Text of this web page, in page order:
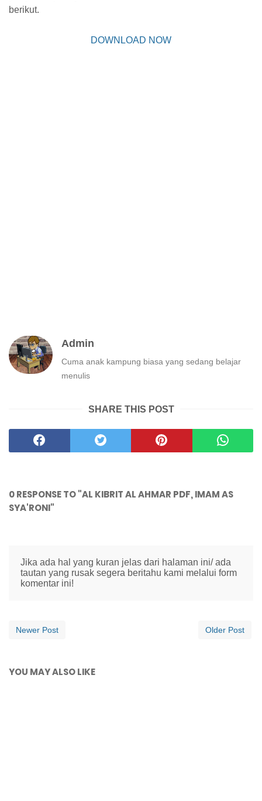
berikut.
DOWNLOAD NOW
Admin
Cuma anak kampung biasa yang sedang belajar
menulis
SHARE THIS POST
0 RESPONSE TO "AL KIBRIT AL AHMAR PDF, IMAM AS
SYA'RONI"
Jika ada hal yang kuran jelas dari halaman ini/ ada
tautan yang rusak segera beritahu kami melalui form
komentar ini!
Newer Post Older Post
YOU MAY ALSO LIKE